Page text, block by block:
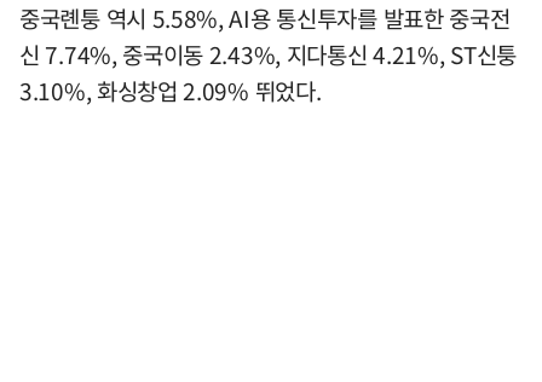
중국롄퉁 역시 5.58%, AI용 통신투자를 발표한 중국전
신 7.74%, 중국이동 2.43%, 지다통신 4.21%, ST신퉁
3.10%, 화싱창업 2.09% 뛰었다.